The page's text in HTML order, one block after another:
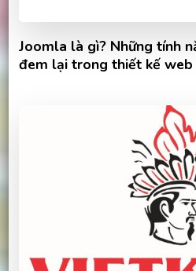
Joomla là gì? Những tính
đem lại trong thiết kế web